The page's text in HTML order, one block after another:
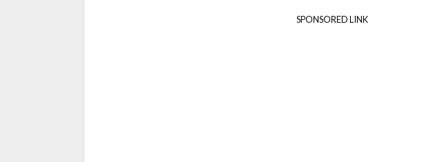
SPONSORED LINK